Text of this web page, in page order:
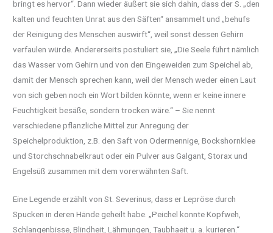
bringt es hervor“. Dann wieder äußert sie sich dahin, dass der S. „den
kalten und feuchten Unrat aus den Säften“ ansammelt und „behufs
der Reinigung des Menschen auswirft“, weil sonst dessen Gehirn
verfaulen würde. Andererseits postuliert sie, „Die Seele führt nämlich
das Wasser vom Gehirn und von den Eingeweiden zum Speichel ab,
damit der Mensch sprechen kann, weil der Mensch weder einen Laut
von sich geben noch ein Wort bilden könnte, wenn er keine innere
Feuchtigkeit besäße, sondern trocken wäre.“ – Sie nennt
verschiedene pflanzliche Mittel zur Anregung der
Speichelproduktion, z.B. den Saft von Odermennige, Bockshornklee
und Storchschnabelkraut oder ein Pulver aus Galgant, Storax und
Engelsüß zusammen mit dem vorerwähnten Saft.
Eine Legende erzählt von St. Severinus, dass er Lepröse durch
Spucken in deren Hände geheilt habe. „Peichel konnte Kopfweh,
Schlangenbisse, Blindheit, Lähmungen, Taubhaeit u. a. kurieren.“